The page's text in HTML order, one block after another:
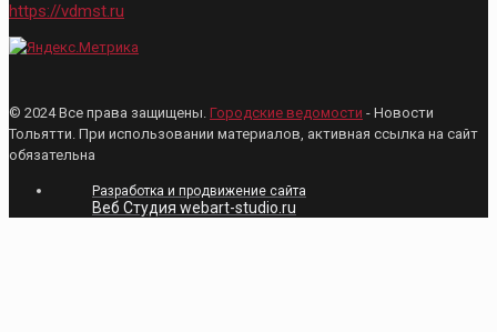
https://vdmst.ru
© 2024 Все права защищены. Городские ведомости - Новости
Тольятти. При использовании материалов, активная ссылка на сайт
обязательна
Разработка и продвижение сайта
Веб Студия webart-studio.ru